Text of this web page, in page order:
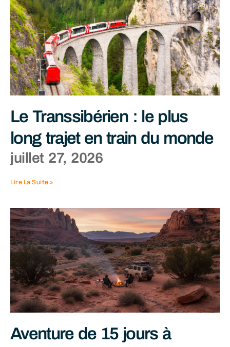
Le Transsibérien : le plus
long trajet en train du monde
juillet 27, 2026
Lire La Suite »
Aventure de 15 jours à